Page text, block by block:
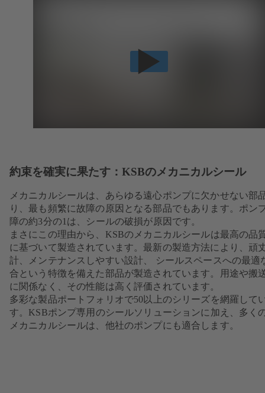
約束を確実に果たす：KSBのメカニカルシール
メカニカルシールは、あらゆる遠心ポンプに欠かせない部
り、最も頻繁に故障の原因となる部品でもあります。ポン
障の約3分の1は、シールの破損が原因です。
まさにこの理由から、KSBのメカニカルシールは最高の品
に基づいて製造されています。最新の製造方法により、頑
計、メンテナンスしやすい設計、 シールスペースへの最適
合という特徴を備えた部品が製造されています。用途や搬
に関係なく、その性能は高く評価されています。
多彩な製品ポートフォリオで50以上のシリーズを網羅して
す。KSBポンプ専用のシールソリューションに加え、多く
メカニカルシールは、他社のポンプにも適合します。